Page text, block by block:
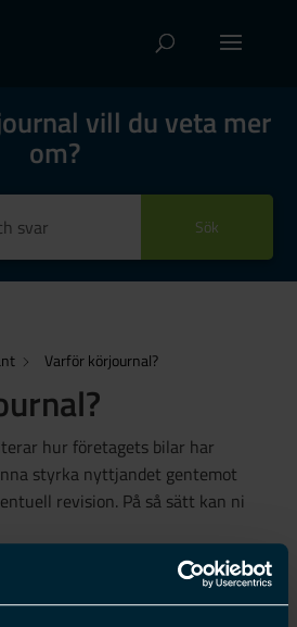
vill du veta mer
om?
Sök
Varför körjournal?
hur företagets bilar har
styrka nyttjandet gentemot
revision. På så sätt kan ni